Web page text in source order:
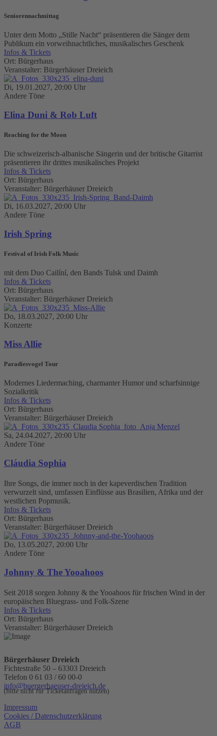
Seniorennachmittag
Unter dem Motto „Stille Nacht“ präsentieren die Sänger dem
Publikum ein vorweihnachtliches, musikalisches Geschenk
Infos & Tickets
Ort: Bürgerhaus
Veranstalter: Bürgerhäuser Dreieich
Di, 19.01.2027, 20:00 Uhr
Andere Töne
Elina Duni & Rob Luft
Reaching for the Moon
Die schweizerisch-albanische Sängerin und der britische Gitarrist
präsentieren ihr drittes musikalisches Projekt
Infos & Tickets
Ort: Bürgerhaus
Veranstalter: Bürgerhäuser Dreieich
Di, 16.03.2027, 20:00 Uhr
Andere Töne
Irish Spring
Festival of Irish Folk Music
mit dem Duo Cailíní, den Bands Tulsk und Daimh
Infos & Tickets
Ort: Bürgerhaus
Veranstalter: Bürgerhäuser Dreieich
Do, 18.03.2027, 20:00 Uhr
Konzerte
Miss Allie
Paradiesvogel Tour
Modernes Liedermaching, charmanter Humor und scharfsinnige
Sozialkritik
Infos & Tickets
Ort: Bürgerhaus
Veranstalter: Bürgerhäuser Dreieich
Sa, 24.04.2027, 20:00 Uhr
Andere Töne
Cláudia Sophia
Ihre Songs, die immer noch in der kapeverdischen Tradition
verwurzelt sind, umfassen Einflüsse aus Brasilien, Afrika und der
westlichen Popmusik.
Infos & Tickets
Ort: Bürgerhaus
Veranstalter: Bürgerhäuser Dreieich
Do, 13.05.2027, 20:00 Uhr
Andere Töne
Johnny & The Yooahoos
Seit 2018 sorgen Johnny & the Yooahoos für frischen Wind in der
europäischen Bluegrass- und Folk-Szene
Infos & Tickets
Ort: Bürgerhaus
Veranstalter: Bürgerhäuser Dreieich
Bürgerhäuser Dreieich
Fichtestraße 50 – 63303 Dreieich
Telefon 0 61 03 / 60 00-0
info@buergerhaeuser-dreieich.de
(bitte nicht für Ticketanfragen nutzen)
Impressum
Cookies / Datenschutzerklärung
AGB